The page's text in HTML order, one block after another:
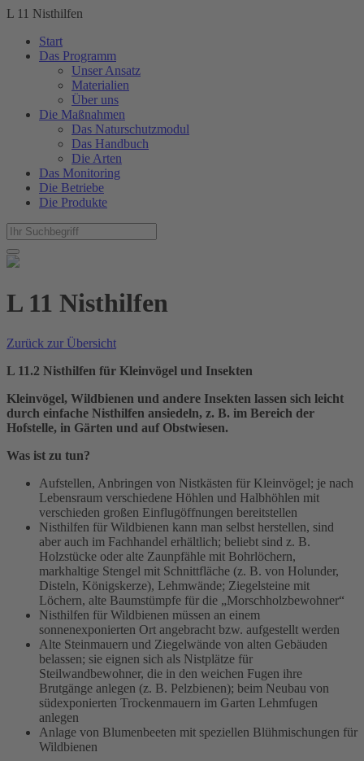
L 11 Nisthilfen
Start
Das Programm
Unser Ansatz
Materialien
Über uns
Die Maßnahmen
Das Naturschutzmodul
Das Handbuch
Die Arten
Das Monitoring
Die Betriebe
Die Produkte
L 11 Nisthilfen
Zurück zur Übersicht
L 11.2 Nisthilfen für Kleinvögel und Insekten
Kleinvögel, Wildbienen und andere Insekten lassen sich leicht
durch einfache Nisthilfen ansiedeln, z. B. im Bereich der
Hofstelle, in Gärten und auf Obstwiesen.
Was ist zu tun?
Aufstellen, Anbringen von Nistkästen für Kleinvögel; je nach
Lebensraum verschiedene Höhlen und Halbhöhlen mit
verschieden großen Einflugöffnungen bereitstellen
Nisthilfen für Wildbienen kann man selbst herstellen, sind
aber auch im Fachhandel erhältlich; beliebt sind z. B.
Holzstücke oder alte Zaunpfähle mit Bohrlöchern,
markhaltige Stengel mit Schnittfläche (z. B. von Holunder,
Disteln, Königskerze), Lehmwände; Ziegelsteine mit
Löchern, alte Baumstümpfe für die „Morschholzbewohner“
Nisthilfen für Wildbienen müssen an einem
sonnenexponierten Ort angebracht bzw. aufgestellt werden
Alte Steinmauern und Ziegelwände von alten Gebäuden
belassen; sie eignen sich als Nistplätze für
Steilwandbewohner, die in den weichen Fugen ihre
Brutgänge anlegen (z. B. Pelzbienen); beim Neubau von
südexponierten Trockenmauern im Garten Lehmfugen
anlegen
Anlage von Blumenbeeten mit speziellen Blühmischungen für
Wildbienen